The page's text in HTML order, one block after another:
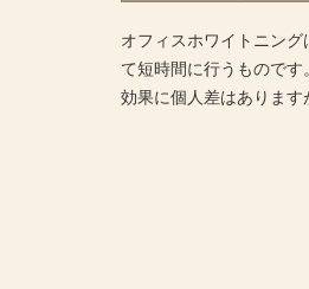
オフィスホワイトニン
て短時間に行うものです。
効果に個人差はあります